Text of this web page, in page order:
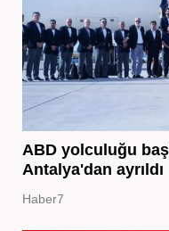
ABD yolculuğu
Antalya'dan ayrıldı
Haber7